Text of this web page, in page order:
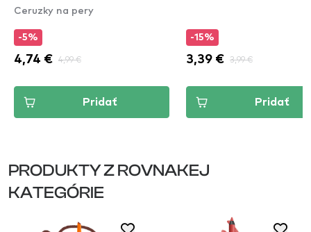
(SPL860)
Ceruzky na pery
-5%
4,74 € 4,99 €
Pridať
-15%
3,39 € 3,99 €
Pridať
PRODUKTY Z ROVNAKEJ
KATEGÓRIE